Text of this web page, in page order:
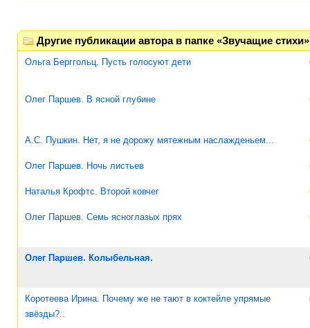
Другие публикации автора в папке «Звучащие стихи»
Ольга Берггольц. Пусть голосуют дети
Олег Паршев. В ясной глубине
А.С. Пушкин. Нет, я не дорожу мятежным наслажденьем...
Олег Паршев. Ночь листьев
Наталья Крофтс. Второй ковчег
Олег Паршев. Семь ясноглазых прях
Олег Паршев. Колыбельная.
Коротеева Ирина. Почему же не тают в коктейле упрямые
звёзды?..